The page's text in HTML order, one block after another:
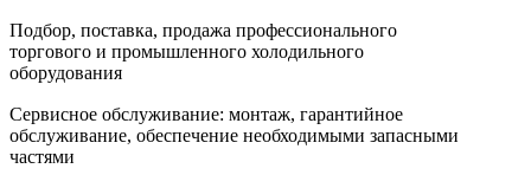
Подбор, поставка, продажа профессионального
торгового и промышленного холодильного
оборудования
Сервисное обслуживание: монтаж, гарантийное
обслуживание, обеспечение необходимыми запасными
частями